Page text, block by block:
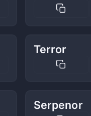
Terror
Serpenor